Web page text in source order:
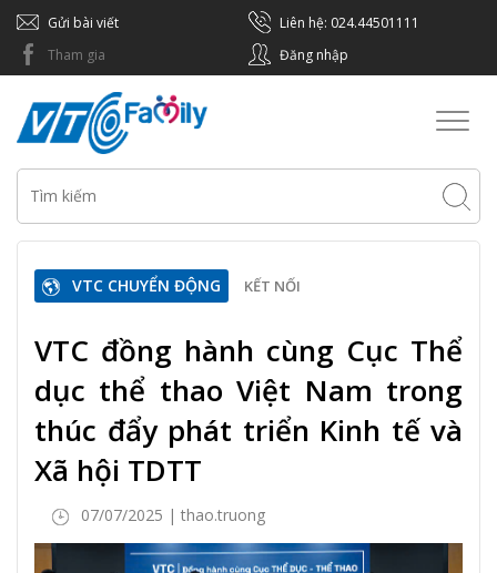
Gửi bài viết
Liên hệ: 024.44501111
Tham gia
Đăng nhập
VTC CHUYỂN ĐỘNG KẾT NỐI
VTC đồng hành cùng Cục Thể
dục thể thao Việt Nam trong
thúc đẩy phát triển Kinh tế và
Xã hội TDTT
07/07/2025 | thao.truong